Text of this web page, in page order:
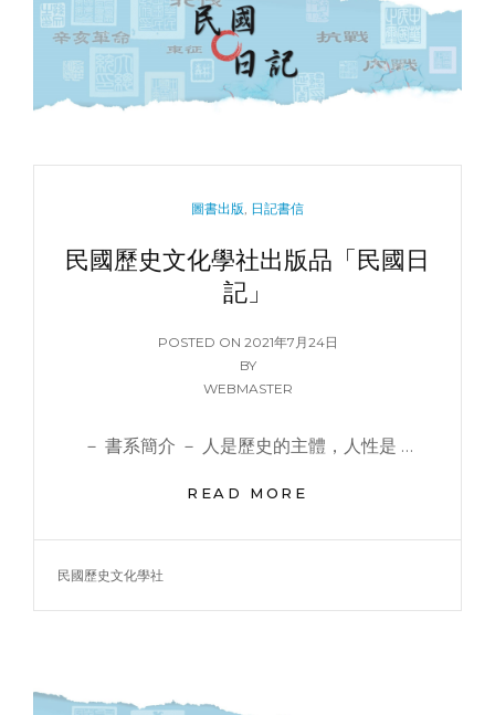
CATEGORIES
圖書出版 日記書信
民國歷史文化學社出版品「民國日
記」
POSTED ON POSTED
ON
2021年7月24日
BY
WEBMASTER
－ 書系簡介 － 人是歷史的主體，人性是 …
READ MORE
歷
化
TAGS
民國歷史文化學社